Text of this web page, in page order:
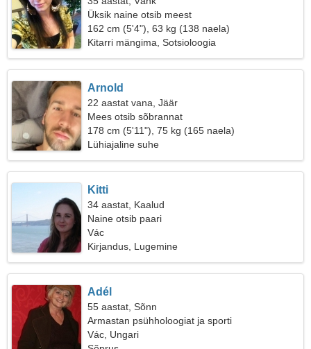
Üksik naine otsib meest
162 cm (5'4"), 63 kg (138 naela)
Kitarri mängima, Sotsioloogia
Arnold
22 aastat vana, Jäär
Mees otsib sõbrannat
178 cm (5'11"), 75 kg (165 naela)
Lühiajaline suhe
Kitti
34 aastat, Kaalud
Naine otsib paari
Vác
Kirjandus, Lugemine
Adél
55 aastat, Sõnn
Armastan psühholoogiat ja sporti
Vác, Ungari